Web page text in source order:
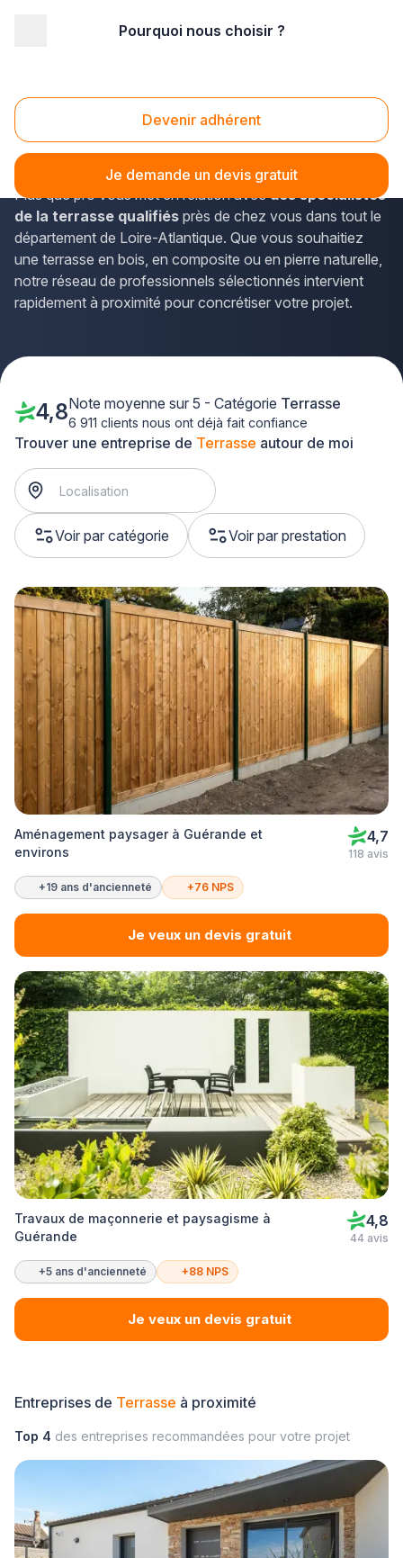
Pourquoi nous choisir ?
Devenir adhérent
Je demande un devis gratuit
Terrasse Guérande (44350)
Vous envisagez la création d'uneterrasseà Guérande
pour profiter pleinement de votre extérieur ? La solution
Plus que pro vous met en relation avecdes spécialistes
de la terrasse qualifiés près de chez vous dans tout le
département de Loire-Atlantique. Que vous souhaitiez
une terrasse en bois, en composite ou en pierre naturelle,
notre réseau de professionnels sélectionnés intervient
rapidement à proximité pour concrétiser votre projet.
Trouver une entreprise de Terrasse autour de moi
Voir par catégorie Voir par prestation
4,8Note moyenne sur 5 - Catégorie Terrasse
6 911 clients nous ont déjà fait confiance
Aménagement paysager à Guérande et
environs
4,7
118 avis
+19 ans d'ancienneté +76 NPS
Je veux un devis gratuit
Travaux de maçonnerie et paysagisme à
Guérande
4,8
44 avis
+5 ans d'ancienneté +88 NPS
Je veux un devis gratuit
Entreprises de Terrasse à proximité
Top 4 des entreprises recommandées pour votre projet